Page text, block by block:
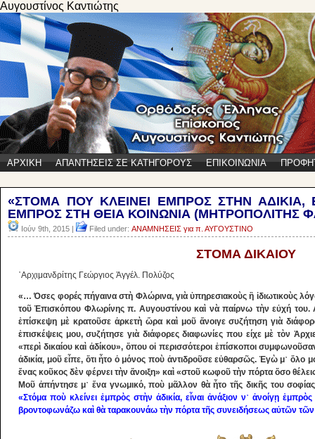
Αυγουστίνος Καντιώτης
ΑΡΧΙΚΗ ΑΠΑΝΤΗΣΕΙΣ ΣΕ ΚΑΤΗΓΟΡΟΥΣ ΕΠΙΚΟΙΝΩΝΙΑ
«ΣΤΟΜΑ ΠΟΥ ΚΛΕΙΝΕΙ ΕΜΠΡΟΣ ΣΤΗΝ ΑΔΙΚΙΑ,
ΕΜΠΡΟΣ ΣΤΗ ΘΕΙΑ ΚΟΙΝΩΝΙΑ (ΜΗΤΡΟΠΟΛΙΤΗΣ
Ιούν 9th, 2015 | Filed under: ΑΝΑΜΝΗΣΕΙΣ για π. ΑΥΓΟΥΣΤΙΝΟ
ΣΤΟΜΑ ΔΙΚΑΙΟΥ
᾿Αρχιμανδρίτης Γεώργιος Ἀγγέλ. Πολύζος
«… Όσες φορές πήγαινα στὴ Φλώρινα, γιὰ ὑπηρεσιακοὺς ἢ ἰδιωτικοὺς
τοῦ Ἐπισκόπου Φλωρίνης π. Αυγουστίνου καὶ νὰ παίρνω τὴν εὐχή του.
ἐπίσκεψη μὲ κρατοῦσε ἀρκετὴ ὥρα καὶ μοῦ ἄνοιγε συζήτηση γιὰ
ἐπισκέψεις μου, συζήτησε γιὰ διάφορες διαφωνίες που είχε μὲ τὸν
«περὶ δικαίου καὶ ἀδίκου», ὅπου οἱ περισσότεροι ἐπίσκοποι
ἀδικία, μοῦ εἶπε, ὅτι ἦτο ὁ μόνος ποὺ ἀντιδροῦσε εὐθαρσῶς. Ἐγὼ μ᾿ ὅλο
ἕνας κοῦκος δὲν φέρνει τὴν ἄνοιξη» καὶ «στοῦ κωφοῦ τὴν πόρτα ὅσο
Μοῦ ἀπήντησε μ᾿ ἕνα γνωμικό, ποὺ μᾶλλον θὰ ἦτο τῆς δικῆς του
«Στόμα ποὺ κλείνει ἐμπρὸς στὴν ἀδικία, εἶναι ἀνάξιον ν᾿ ἀνοίγῃ
βροντοφωνάζω καὶ θὰ ταρακουνάω τὴν πόρτα τῆς συνειδήσεως αὐτῶν